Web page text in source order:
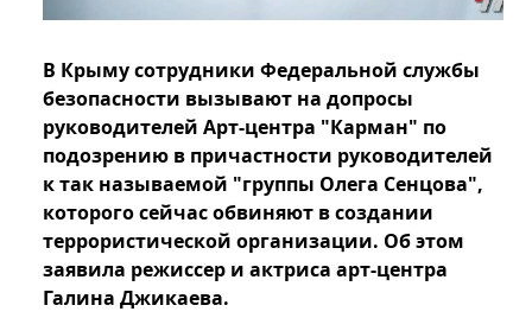
В Крыму сотрудники Федеральной службы
безопасности вызывают на допросы
руководителей Арт-центра "Карман" по
подозрению в причастности руководителей
к так называемой "группы Олега Сенцова",
которого сейчас обвиняют в создании
террористической организации. Об этом
заявила режиссер и актриса арт-центра
Галина Джикаева.